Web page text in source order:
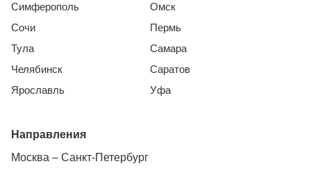
Симферополь
Сочи
Тула
Челябинск
Ярославль
Омск
Пермь
Самара
Саратов
Уфа
Направления
Москва – Санкт-Петербург